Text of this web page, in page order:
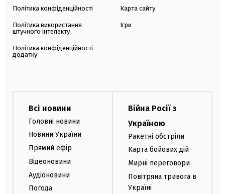
Політика конфіденційності
Політика використання
штучного інтелекту
Політика конфіденційності
додатку
Карта сайту
Ігри
Всі новини
Головні новини
Новини України
Прямий ефір
Відеоновини
Аудіоновини
Погода
Війна Росії з
Україною
Ракетні обстріли
Карта бойових дій
Мирні переговори
Повітряна тривога в
Україні